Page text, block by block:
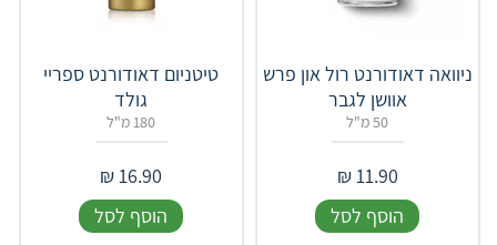
ניוואה דאודורנט רול און פרש
אוושן לגבר
50 מ"ל
11.90
₪
הוסף לסל
טיטניום דאודורנט ספריי
גולד
180 מ"ל
16.90
₪
הוסף לסל